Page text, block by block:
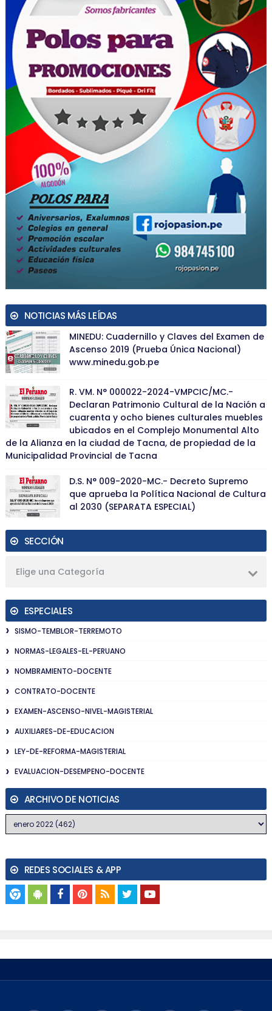
NOTICIAS MÁS LEÍDAS
MINEDU: Cuadernillo y Claves del Examen de
Ascenso 2019 (Prueba Única Nacional)
www.minedu.gob.pe
R. VM. N° 000022-2024-VMPCIC/MC.-
Declaran Patrimonio Cultural de la Nación a
cuarenta y ocho bienes culturales muebles
ubicados en el Complejo Monumental Alto
de la Alianza en la ciudad de Tacna, de propiedad de la
Municipalidad Provincial de Tacna
D.S. N° 009-2020-MC.- Decreto Supremo
que aprueba la Política Nacional de Cultura
al 2030 (SEPARATA ESPECIAL)
SECCIÓN
Elige una Categoría
ESPECIALES
SISMO-TEMBLOR-TERREMOTO
NORMAS-LEGALES-EL-PERUANO
NOMBRAMIENTO-DOCENTE
CONTRATO-DOCENTE
EXAMEN-ASCENSO-NIVEL-MAGISTERIAL
AUXILIARES-DE-EDUCACION
LEY-DE-REFORMA-MAGISTERIAL
EVALUACION-DESEMPENO-DOCENTE
ARCHIVO DE NOTICIAS
REDES SOCIALES & APP